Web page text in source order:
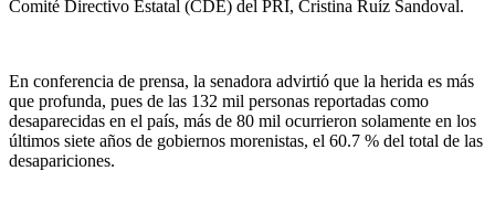
Comité Directivo Estatal (CDE) del PRI, Cristina Ruíz Sandoval.
En conferencia de prensa, la senadora advirtió que la herida es más
que profunda, pues de las 132 mil personas reportadas como
desaparecidas en el país, más de 80 mil ocurrieron solamente en los
últimos siete años de gobiernos morenistas, el 60.7 % del total de las
desapariciones.